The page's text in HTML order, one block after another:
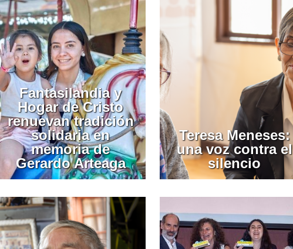
Fantasilandia y
Hogar de Cristo
renuevan tradición
solidaria en
memoria de
Gerardo Arteaga
Teresa Meneses:
una voz contra el
silencio